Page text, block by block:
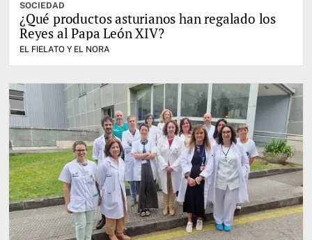
SOCIEDAD
¿Qué productos asturianos han regalado los
Reyes al Papa León XIV?
EL FIELATO Y EL NORA